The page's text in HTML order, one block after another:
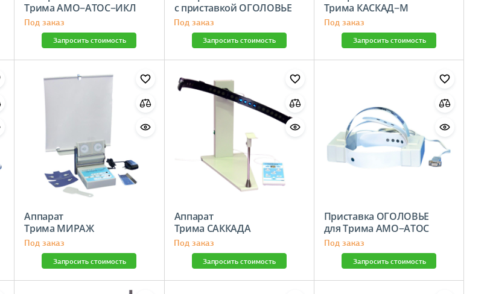
Трима АМО−АТОС−ИКЛ
Под заказ
Запросить стоимость
с приставкой ОГОЛОВЬЕ
Под заказ
Запросить стоимость
Трима КАСКАД−М
Под заказ
Запросить стоимость
Аппарат
Трима МИРАЖ
Под заказ
Запросить стоимость
Аппарат
Трима САККАДА
Под заказ
Запросить стоимость
Приставка ОГОЛОВЬЕ
для Трима АМО−АТОС
Под заказ
Запросить стоимость